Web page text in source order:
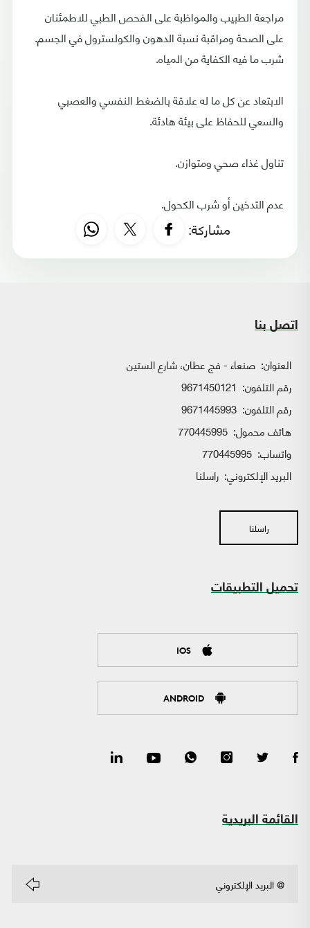
مراجعة الطبيب والمواظبة على الفحص الطبي للاطمئنان
على الصحة ومراقبة نسبة الدهون والكولسترول في الجسم.
شرب ما فيه الكفاية من المياه.
الابتعاد عن كل ما له علاقة بالضغط النفسي والعصبي
والسعي للحفاظ على بيئة هادئة.
تناول غذاء صحي ومتوازن.
عدم التدخين أو شرب الكحول.
مشاركة:
اتصل بنا
العنوان: صنعاء - فج عطان، شارع الستين
رقم التلفون: 9671450121
رقم التلفون: 9671445993
هاتف محمول: 770445995
واتساب:
البريد الإلكتروني: راسلنا
راسلنا
تحميل التطبيقات
IOS
ANDROID
القائمة البريدية